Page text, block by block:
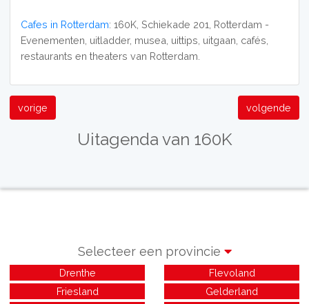
Cafes in Rotterdam: 160K, Schiekade 201, Rotterdam -
Evenementen, uitladder, musea, uittips, uitgaan, cafés,
restaurants en theaters van Rotterdam.
vorige volgende
Uitagenda van 160K
Selecteer een provincie
Drenthe
Flevoland
Friesland
Gelderland